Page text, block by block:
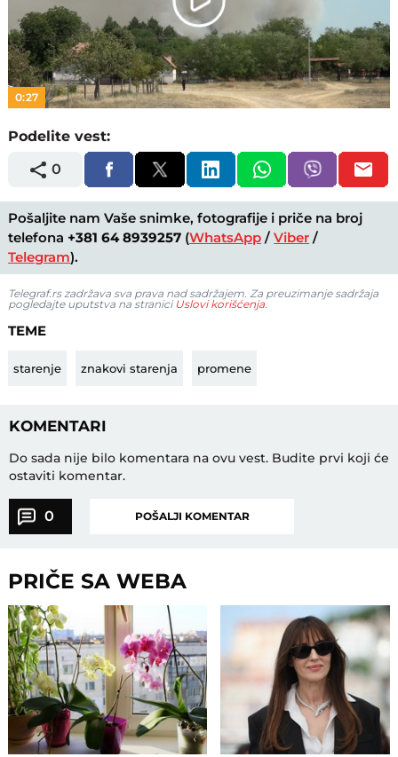
Play
Video
0:27
Podelite vest:
0
Pošaljite nam Vaše snimke, fotografije i priče na broj
telefona +381 64 8939257 (WhatsApp /Viber /
Telegram).
Telegraf.rs zadržava sva prava nad sadržajem. Za preuzimanje sadržaja
pogledajte uputstva na stranici Uslovi korišćenja.
TEME
starenje znakovi starenja promene
KOMENTARI
Do sada nije bilo komentara na ovu vest. Budite prvi koji će
ostaviti komentar.
0 POŠALJI KOMENTAR
PRIČE SA WEBA